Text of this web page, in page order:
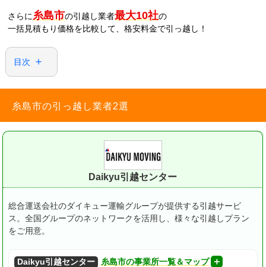
さらに 糸島市の引越し業者最大10社の
一括見積もり価格を比較して、格安料金で引っ越し！
目次
糸島市の引っ越し業者2選
Daikyu引越センター
総合運送会社のダイキュー運輸グループが提供する引越サービ
ス。全国グループのネットワークを活用し、様々な引越しプラン
をご用意。
Daikyu引越センター 糸島市の事業所一覧＆マップ